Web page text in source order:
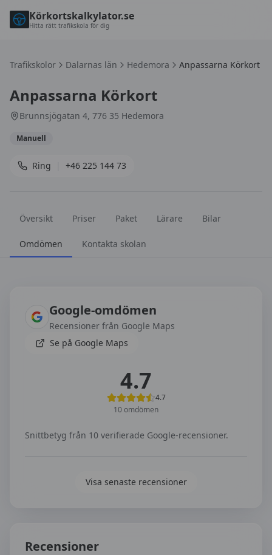
Körkortskalkylator.se
Hitta rätt trafikskola för dig
Trafikskolor Dalarnas län Hedemora Anpassarna Körkort
Anpassarna Körkort
Brunnsjögatan 4, 776 35 Hedemora
Manuell
Ring +46 225 144 73
Översikt Priser Paket Lärare Bilar
Omdömen Kontakta skolan
Google-omdömen
Recensioner från Google Maps
Se på Google Maps
4.7
4.7
10 omdömen
Snittbetyg från 10 verifierade Google-recensioner.
Visa senaste recensioner
Recensioner